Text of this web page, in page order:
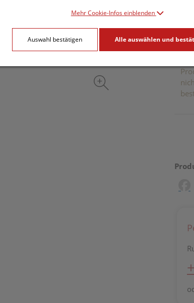
Mehr Cookie-Infos einblenden
Auswahl bestätigen Alle auswählen und